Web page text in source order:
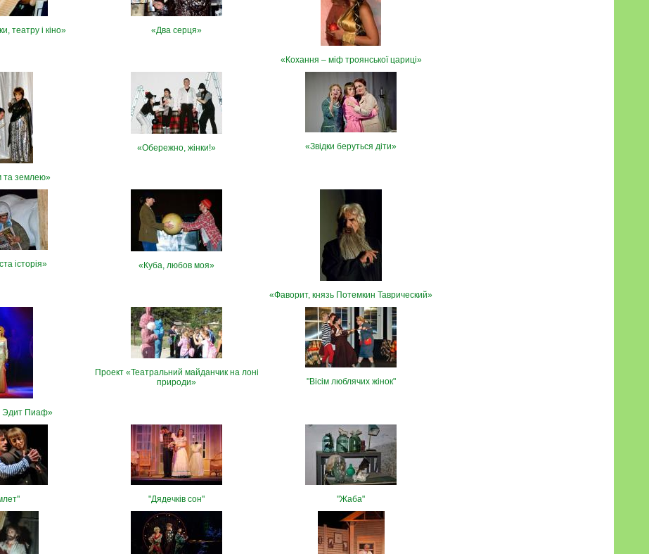
театру і кіно» «Два серця»
«Кохання – міф троянської цариці»
та землею»
«Обережно, жінки!» «Звідки беруться діти»
історія» «Куба, любов моя»
«Фаворит, князь Потемкин Таврический»
Эдит Пиаф»
Проект «Театральний майданчик на лоні
природи»
"Вісім люблячих жінок"
"Дядечків сон" "Жаба"